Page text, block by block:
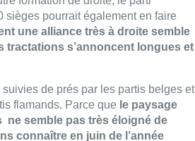
le CD&V (sociaux chrétiens
difficulté. Et surtout un grand parti
VA, qui reste ambiguë sur la
pas avec l’extrême-droite.
question. Bart De Wever l’a dit à
a aussi indiqué qu’il ne le voulait pas
comme Filip Dewinter lui semblait
entendre que s’ils étaient mis sur
la donne. C’est toute l’habilité